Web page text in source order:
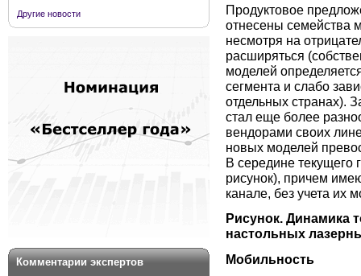
Другие новости
Комментарии экспертов
Продуктовое
отнесены семейства
несмотря на
расширяться
моделей
сегмента и слабо
отдельных странах).
стал еще более
вендорами своих
новых моделей
В середине текущего
рисунок), причем
канале, без учета их
Рисунок. Динамика
настольных
Мобильность